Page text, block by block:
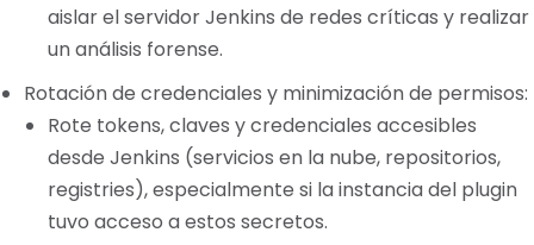
aislar el servidor Jenkins de redes críticas y realizar
un análisis forense.
Rotación de credenciales y minimización de permisos:
Rote tokens, claves y credenciales accesibles
desde Jenkins (servicios en la nube, repositorios,
registries), especialmente si la instancia del plugin
tuvo acceso a estos secretos.